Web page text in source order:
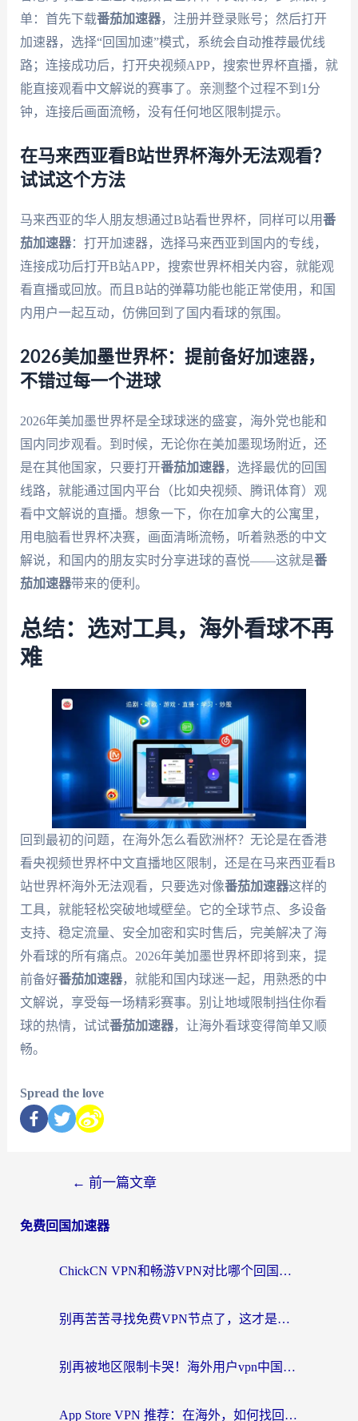
单：首先下载番茄加速器，注册并登录账号；然后打开
加速器，选择“回国加速”模式，系统会自动推荐最优线
路；连接成功后，打开央视频APP，搜索世界杯直播，就
能直接观看中文解说的赛事了。亲测整个过程不到1分
钟，连接后画面流畅，没有任何地区限制提示。
在马来西亚看B站世界杯海外无法观看？
试试这个方法
马来西亚的华人朋友想通过B站看世界杯，同样可以用番
茄加速器：打开加速器，选择马来西亚到国内的专线，
连接成功后打开B站APP，搜索世界杯相关内容，就能观
看直播或回放。而且B站的弹幕功能也能正常使用，和国
内用户一起互动，仿佛回到了国内看球的氛围。
2026美加墨世界杯：提前备好加速器，
不错过每一个进球
2026年美加墨世界杯是全球球迷的盛宴，海外党也能和
国内同步观看。到时候，无论你在美加墨现场附近，还
是在其他国家，只要打开番茄加速器，选择最优的回国
线路，就能通过国内平台（比如央视频、腾讯体育）观
看中文解说的直播。想象一下，你在加拿大的公寓里，
用电脑看世界杯决赛，画面清晰流畅，听着熟悉的中文
解说，和国内的朋友实时分享进球的喜悦——这就是番
茄加速器带来的便利。
总结：选对工具，海外看球不再
难
回到最初的问题，在海外怎么看欧洲杯？无论是在香港
看央视频世界杯中文直播地区限制，还是在马来西亚看B
站世界杯海外无法观看，只要选对像番茄加速器这样的
工具，就能轻松突破地域壁垒。它的全球节点、多设备
支持、稳定流量、安全加密和实时售后，完美解决了海
外看球的所有痛点。2026年美加墨世界杯即将到来，提
前备好番茄加速器，就能和国内球迷一起，用熟悉的中
文解说，享受每一场精彩赛事。别让地域限制挡住你看
球的热情，试试番茄加速器，让海外看球变得简单又顺
畅。
Spread the love
← 前一篇文章
免费回国加速器
ChickCN VPN和畅游VPN对比哪个回国效果更好？海外党必看的回国加速器选择指南
别再苦苦寻找免费VPN节点了，这才是海外访问国内资源的正确姿势
别再被地区限制卡哭！海外用户vpn中国下载全攻略，无缝刷剧办公社交
App Store VPN 推荐：在海外，如何找回那扇回家的“任意门”？